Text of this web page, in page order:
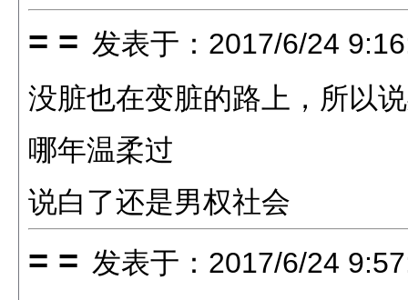
= = 发表于：2017/6/24
没脏也在变脏的路上，所以
哪年温柔过
说白了还是男权社会
= = 发表于：2017/6/24